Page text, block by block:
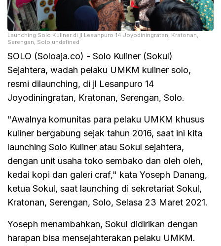
Launching Solo Kuliner di jl Lesanpuro 14 Joyodiningratan, Kratonan,
Serengan, Solo undefined
SOLO (Soloaja.co) - Solo Kuliner (Sokul)
Sejahtera, wadah pelaku UMKM kuliner solo,
resmi dilaunching, di jl Lesanpuro 14
Joyodiningratan, Kratonan, Serengan, Solo.
"Awalnya komunitas para pelaku UMKM khusus
kuliner bergabung sejak tahun 2016, saat ini kita
launching Solo Kuliner atau Sokul sejahtera,
dengan unit usaha toko sembako dan oleh oleh,
kedai kopi dan galeri craf," kata Yoseph Danang,
ketua Sokul, saat launching di sekretariat Sokul,
Kratonan, Serengan, Solo, Selasa 23 Maret 2021.
Yoseph menambahkan, Sokul didirikan dengan
harapan bisa mensejahterakan pelaku UMKM.